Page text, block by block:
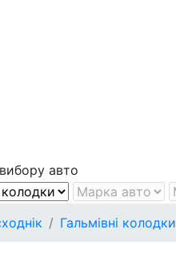
авто
Гальмівні колодки